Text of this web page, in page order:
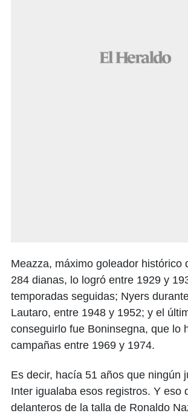
Meazza, máximo goleador histórico
284 dianas, lo logró entre 1929 y
temporadas seguidas; Nyers
Lautaro, entre 1948 y 1952; y el
conseguirlo fue Boninsegna, que lo
campañas entre 1969 y 1974.
Es decir, hacía 51 años que ningún
Inter igualaba esos registros. Y eso
delanteros de la talla de Ronaldo